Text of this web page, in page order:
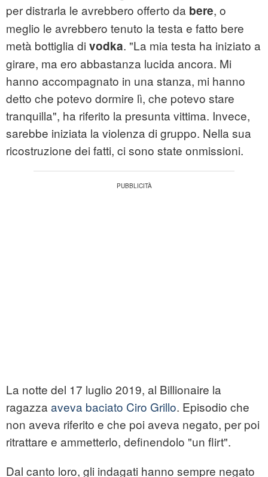
per distrarla le avrebbero offerto da bere, o
meglio le avrebbero tenuto la testa e fatto bere
metà bottiglia di vodka. "La mia testa ha iniziato a
girare, ma ero abbastanza lucida ancora. Mi
hanno accompagnato in una stanza, mi hanno
detto che potevo dormire lì, che potevo stare
tranquilla", ha riferito la presunta vittima. Invece,
sarebbe iniziata la violenza di gruppo. Nella sua
ricostruzione dei fatti, ci sono state onmissioni.
La notte del 17 luglio 2019, al Billionaire la
ragazza aveva baciato Ciro Grillo. Episodio che
non aveva riferito e che poi aveva negato, per poi
ritrattare e ammetterlo, definendolo "un flirt".
Dal canto loro, gli indagati hanno sempre negato